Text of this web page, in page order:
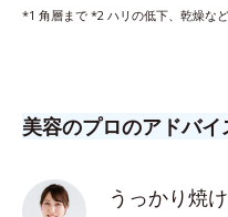
*1 角層まで *2 ハリの低下、乾燥など
美容のプロのアドバイ
うっかり焼